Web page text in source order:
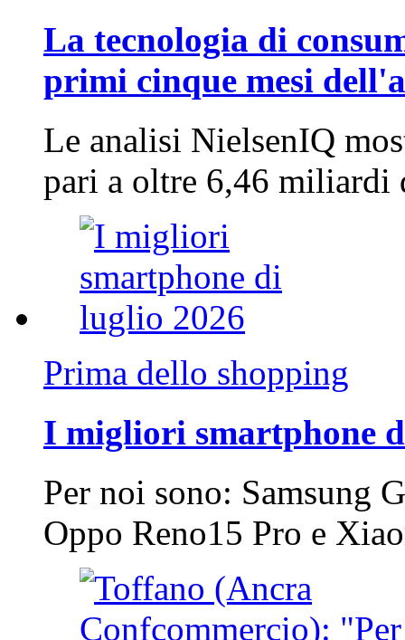
La tecnologia di
primi cinque mesi
Le analisi NielsenIQ
pari a oltre 6,46
Prima dello shopping
I migliori smartphone
Per noi sono: Samsung
Oppo Reno15 Pro e